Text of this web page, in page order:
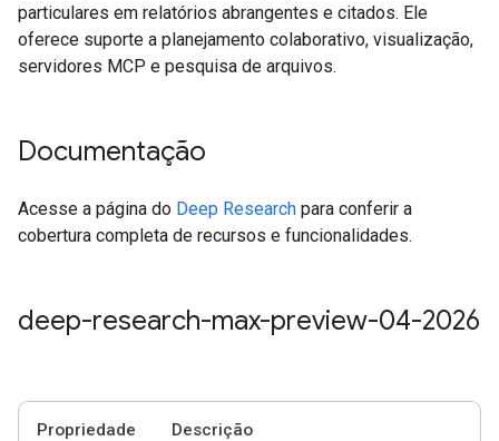
particulares em relatórios abrangentes e citados. Ele
oferece suporte a planejamento colaborativo, visualização,
servidores MCP e pesquisa de arquivos.
Documentação
Acesse a página do Deep Research para conferir a
cobertura completa de recursos e funcionalidades.
deep-research-max-preview-04-2026
Propriedade Descrição